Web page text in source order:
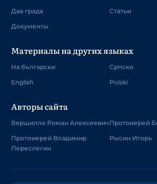
Два града
Документы
Статьи
Материалы на других языках
На български
English
Српски
Polski
Авторы сайта
Вершилло Роман Алексеевич
Протоиерей Владимир
Переслегин
Протоиерей
Рысин Игорь